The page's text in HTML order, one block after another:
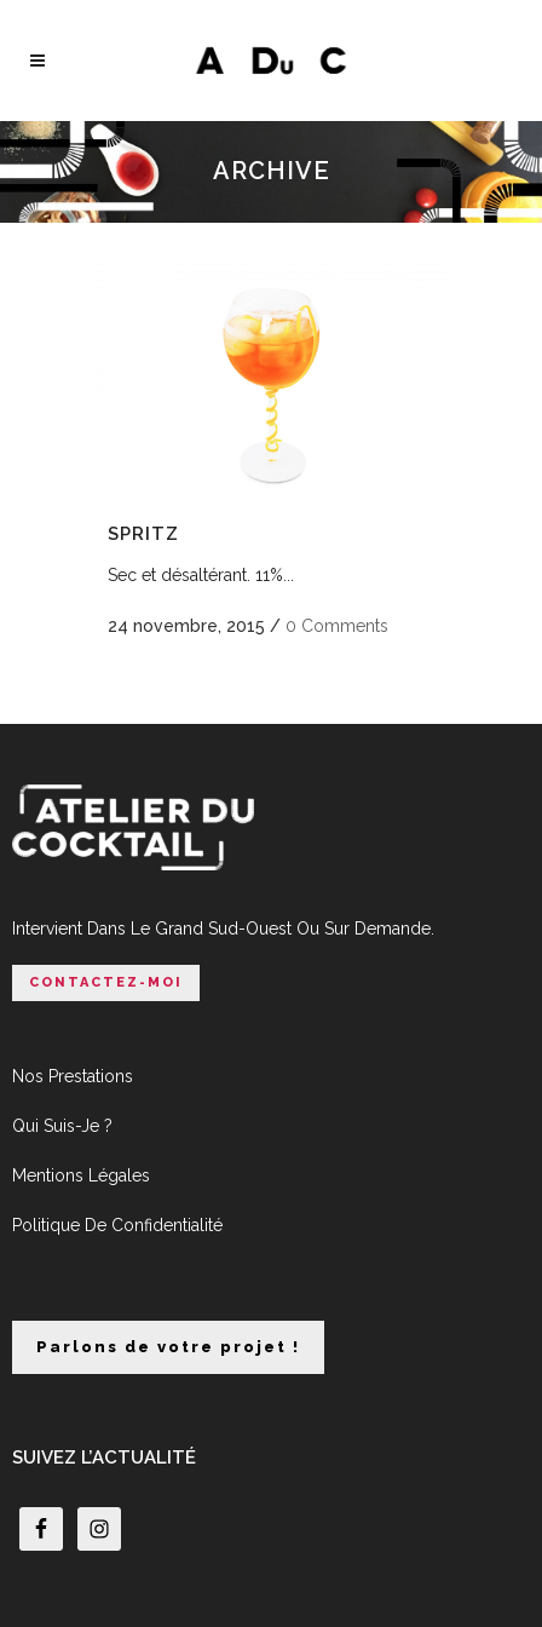
ARCHIVE
SPRITZ
Sec et désaltérant. 11%...
24 novembre, 2015 / 0 Comments
Intervient Dans Le Grand Sud-Ouest Ou Sur Demande.
CONTACTEZ-MOI
Nos Prestations
Qui Suis-Je ?
Mentions Légales
Politique De Confidentialité
Parlons de votre projet !
SUIVEZ L’ACTUALITÉ